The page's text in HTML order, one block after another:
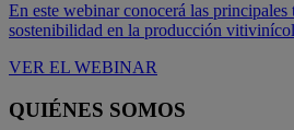
En este webinar conocerá las principales
sostenibilidad en la producción
VER EL WEBINAR
QUIÉNES SOMOS